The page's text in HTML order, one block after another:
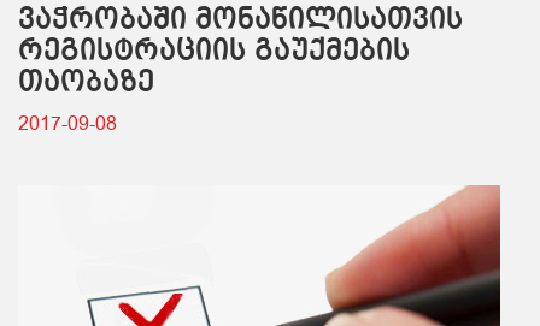
ვაჭრობაში მონაწილისათვის
რეგისტრაციის გაუქმების
თაობაზე
2017-09-08